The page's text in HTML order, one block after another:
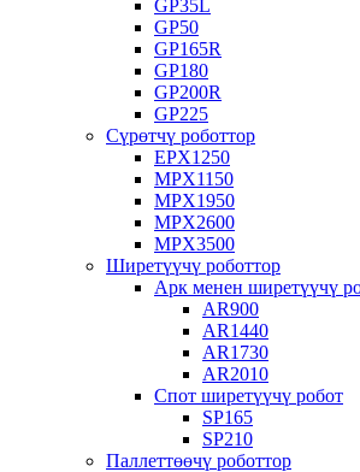
GP35L
GP50
GP165R
GP180
GP200R
GP225
Сүрөтчү роботтор
EPX1250
MPX1150
MPX1950
MPX2600
MPX3500
Ширетүүчү роботтор
Арк менен ширетүүчү
AR900
AR1440
AR1730
AR2010
Спот ширетүүчү робот
SP165
SP210
Паллеттөөчү роботтор